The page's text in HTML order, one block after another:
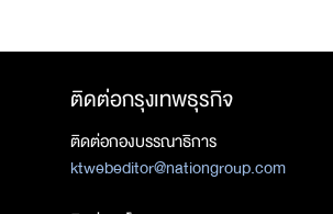
ติดต่อกรุงเทพธุรกิจ
ติดต่อกองบรรณาธิการ
ktwebeditor@nationgroup.com